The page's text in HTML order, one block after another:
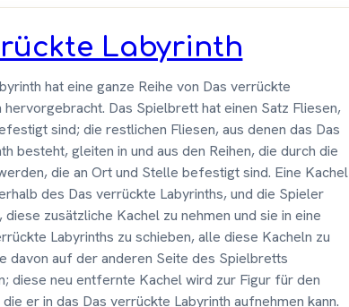
Labyrinth
hat eine ganze Reihe von Das verrückte
hervorgebracht. Das Spielbrett hat einen Satz Fliesen,
sind; die restlichen Fliesen, aus denen das Das
besteht, gleiten in und aus den Reihen, die durch die
die an Ort und Stelle befestigt sind. Eine Kachel
des Das verrückte Labyrinths, und die Spieler
zusätzliche Kachel zu nehmen und sie in eine
Labyrinths zu schieben, alle diese Kacheln zu
davon auf der anderen Seite des Spielbretts
diese neu entfernte Kachel wird zur Figur für den
er in das Das verrückte Labyrinth aufnehmen kann.